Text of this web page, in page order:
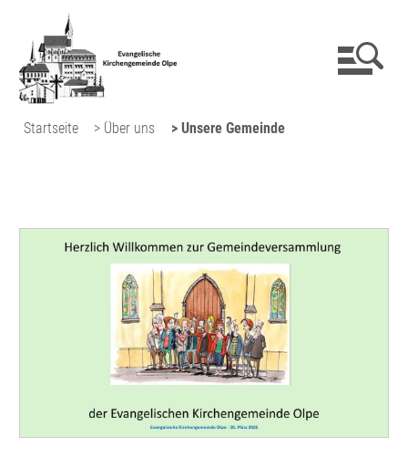
Startseite > Über uns > Unsere Gemeinde